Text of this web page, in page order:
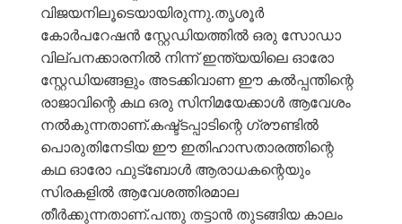
വിജയനിലൂടെയായിരുന്നു.തൃശൂർ
കോർപറേഷൻ സ്റ്റേഡിയത്തിൽ ഒരു സോഡാ
വില്പനക്കാരനിൽ നിന്ന് ഇന്ത്യയിലെ ഓരോ
സ്റ്റേഡിയങ്ങളും അടക്കിവാണ ഈ കൽപ്പന്തിന്റെ
രാജാവിന്റെ കഥ ഒരു സിനിമയേക്കാൾ ആവേശം
നൽകുന്നതാണ്.കഷ്ട്ടപ്പാടിന്റെ ഗ്രൗണ്ടിൽ
പൊരുതിനേടിയ ഈ ഇതിഹാസതാരത്തിന്റെ
കഥ ഓരോ ഫുട്ബോൾ ആരാധകന്റെയും
സിരകളിൽ ആവേശത്തിരമാല
തീർക്കുന്നതാണ്.പന്തു തട്ടാൻ തുടങ്ങിയ കാലം